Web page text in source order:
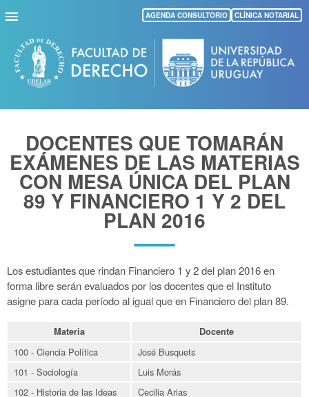
Pasar
al
contenido
principal
AGENDA CONSULTORIO CLÍNICA NOTARIAL
DOCENTES QUE TOMARÁN
EXÁMENES DE LAS MATERIAS
CON MESA ÚNICA DEL PLAN
89 Y FINANCIERO 1 Y 2 DEL
PLAN 2016
Los estudiantes que rindan Financiero 1 y 2 del plan 2016 en
forma libre serán evaluados por los docentes que el Instituto
asigne para cada período al igual que en Financiero del plan 89.
Materia Docente
100 - Ciencia Política
José Busquets
101 - Sociología
Luis Morás
102 - Historia de las Ideas
Cecilia Arias